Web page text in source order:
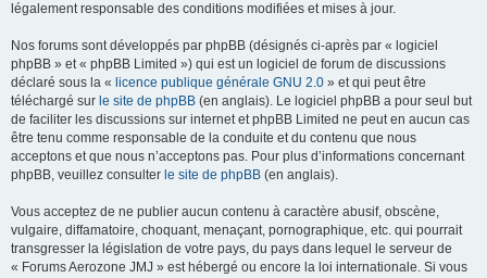
légalement responsable des conditions modifiées et mises à jour.
Nos forums sont développés par phpBB (désignés ci-après par « logiciel
phpBB » et « phpBB Limited ») qui est un logiciel de forum de discussions
déclaré sous la « licence publique générale GNU 2.0 » et qui peut être
téléchargé sur le site de phpBB (en anglais). Le logiciel phpBB a pour seul but
de faciliter les discussions sur internet et phpBB Limited ne peut en aucun cas
être tenu comme responsable de la conduite et du contenu que nous
acceptons et que nous n’acceptons pas. Pour plus d’informations concernant
phpBB, veuillez consulter le site de phpBB (en anglais).
Vous acceptez de ne publier aucun contenu à caractère abusif, obscène,
vulgaire, diffamatoire, choquant, menaçant, pornographique, etc. qui pourrait
transgresser la législation de votre pays, du pays dans lequel le serveur de
« Forums Aerozone JMJ » est hébergé ou encore la loi internationale. Si vous